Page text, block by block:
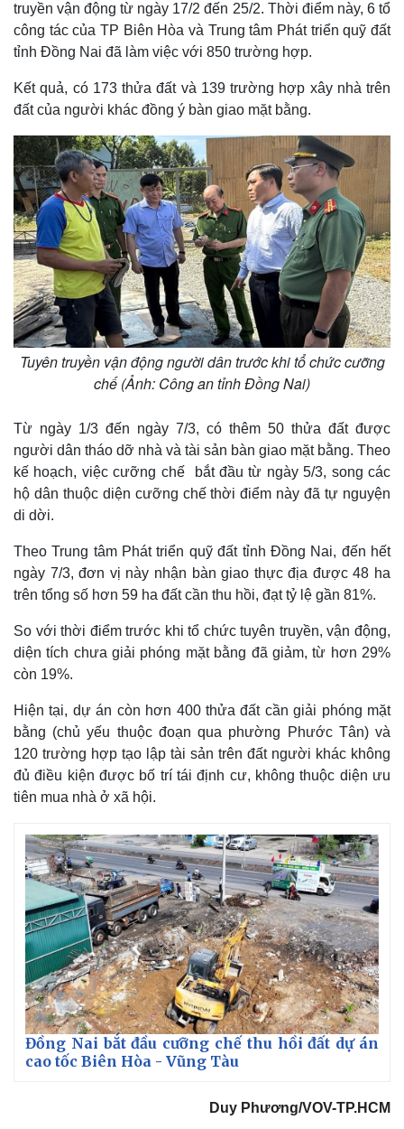
Thế giới
Quan sát
Cuộc sống đó đây
Hồ sơ
Multimedia
Video
Infographic
truyền vận động từ ngày 17/2 đến 25/2. Thời điểm này, 6 tổ
công tác của TP Biên Hòa và Trung tâm Phát triển quỹ đất
tỉnh Đồng Nai đã làm việc với 850 trường hợp.
Kết quả, có 173 thửa đất và 139 trường hợp xây nhà trên
đất của người khác đồng ý bàn giao mặt bằng.
Tuyên truyền vận động người dân trước khi tổ chức cưỡng
chế (Ảnh: Công an tỉnh Đồng Nai)
Từ ngày 1/3 đến ngày 7/3, có thêm 50 thửa đất được
người dân tháo dỡ nhà và tài sản bàn giao mặt bằng. Theo
kế hoạch, việc cưỡng chế bắt đầu từ ngày 5/3, song các
hộ dân thuộc diện cưỡng chế thời điểm này đã tự nguyện
di dời.
Theo Trung tâm Phát triển quỹ đất tỉnh Đồng Nai, đến hết
ngày 7/3, đơn vị này nhận bàn giao thực địa được 48 ha
trên tổng số hơn 59 ha đất cần thu hồi, đạt tỷ lệ gần 81%.
So với thời điểm trước khi tổ chức tuyên truyền, vận động,
diện tích chưa giải phóng mặt bằng đã giảm, từ hơn 29%
còn 19%.
Hiện tại, dự án còn hơn 400 thửa đất cần giải phóng mặt
bằng (chủ yếu thuộc đoạn qua phường Phước Tân) và
120 trường hợp tạo lập tài sản trên đất người khác không
đủ điều kiện được bố trí tái định cư, không thuộc diện ưu
tiên mua nhà ở xã hội.
Đồng Nai bắt đầu cưỡng chế thu hồi đất dự án
cao tốc Biên Hòa - Vũng Tàu
Duy Phương/VOV-TP.HCM